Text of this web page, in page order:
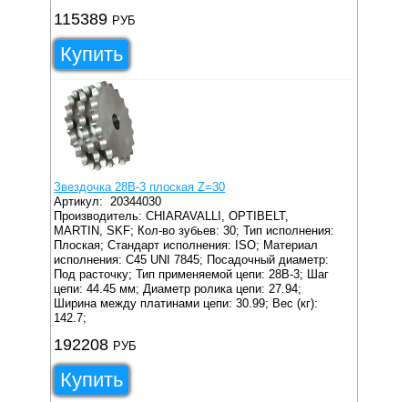
115389 РУБ
Купить
Звездочка 28B-3 плоская Z=30
Артикул: 20344030
Производитель: CHIARAVALLI, OPTIBELT,
MARTIN, SKF; Кол-во зубьев: 30; Тип исполнения:
Плоская; Стандарт исполнения: ISO; Материал
исполнения: C45 UNI 7845; Посадочный диаметр:
Под расточку; Тип применяемой цепи: 28B-3;
Шаг
цепи: 44.45 мм; Диаметр ролика цепи: 27.94;
Ширина между платинами цепи: 30.99; Вес (кг):
142.7;
192208 РУБ
Купить